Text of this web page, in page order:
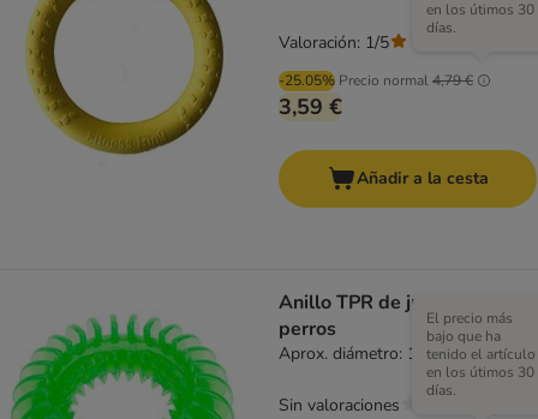
-25.05% Precio normal4,79 €
en los útimos 30
días.
3,59 €
Valoración: 1/5
Añadir a la cesta
Anillo TPR de juguete para
perros
Aprox. diámetro: 11,5 cm
El precio más
bajo que ha
tenido el artículo
en los útimos 30
días.
Sin valoraciones